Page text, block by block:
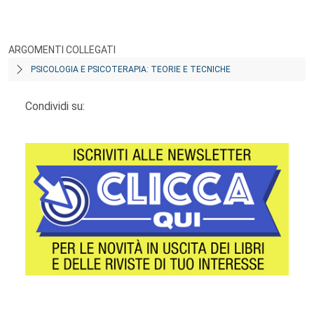
ARGOMENTI COLLEGATI
PSICOLOGIA E PSICOTERAPIA: TEORIE E TECNICHE
Condividi su: